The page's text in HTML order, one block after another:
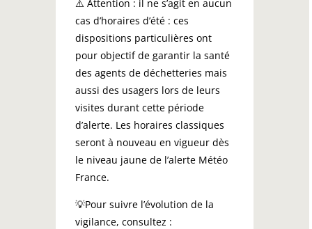
⚠️ Attention : il ne s’agit en aucun
cas d’horaires d’été : ces
dispositions particulières ont
pour objectif de garantir la santé
des agents de déchetteries mais
aussi des usagers lors de leurs
visites durant cette période
d’alerte. Les horaires classiques
seront à nouveau en vigueur dès
le niveau jaune de l’alerte Météo
France.
💡Pour suivre l’évolution de la
vigilance, consultez :